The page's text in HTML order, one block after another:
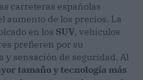
carreteras españolas
aumento de los precios. La
en los SUV, vehículos
prefieren por su
y sensación de seguridad. Al
tamaño y tecnología más